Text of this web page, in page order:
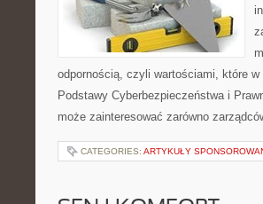
odpornością, czyli wartościami, które
Podstawy Cyberbezpieczeństwa i
może zainteresować zarówno
CATEGORIES: ARTYKUŁY